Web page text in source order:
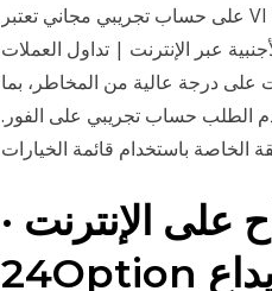
على حساب تجريبي مجاني تعتبر VI Markets وسيط معرف لـ C B Financial Services Ltd ، وهي شركة
عبر الإنترنت | تداول العملات
على درجة عالية من المخاطر، بما
الطلب حساب تجريبي على الفور.
على الإنترنت ·
24Option وسيط تداول العملات الأجنبية لا إيداع